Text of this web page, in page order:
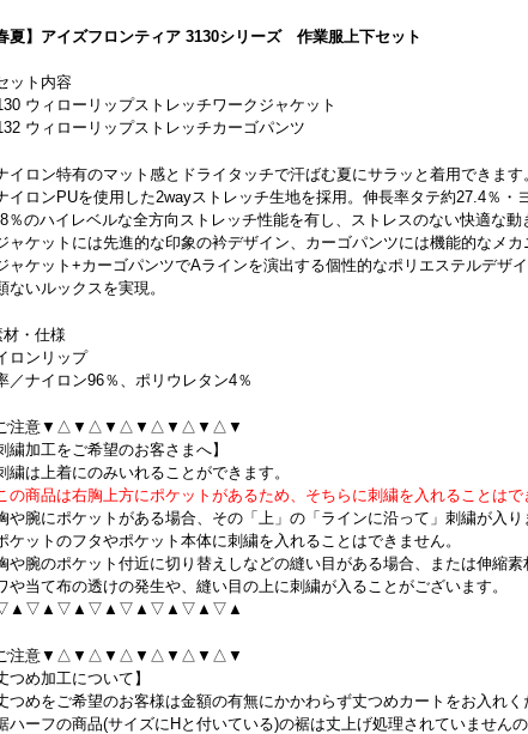
夏】アイズフロンティア 3130シリーズ 作業服上下セット
ット内容
ウィローリップストレッチワークジャケット
ウィローリップストレッチカーゴパンツ
ロン特有のマット感とドライタッチで汗ばむ夏にサラッと着用できます
ロンPUを使用した2wayストレッチ生地を採用。伸長率タテ約27.4％・
％のハイレベルな全方向ストレッチ性能を有し、ストレスのない快適な動
ケットには先進的な印象の衿デザイン、カーゴパンツには機能的なメカ
ケット+カーゴパンツでAラインを演出する個性的なポリエステルデザ
ないルックスを実現。
・仕様
ロンリップ
／ナイロン96％、ポリウレタン4％
注意▼△▼△▼△▼△▼△▼△▼
繍加工をご希望のお客さまへ】
繍は上着にのみいれることができます。
の商品は右胸上方にポケットがあるため、そちらに刺繍を入れることはで
や腕にポケットがある場合、その「上」の「ラインに沿って」刺繍が入り
ケットのフタやポケット本体に刺繍を入れることはできません。
や腕のポケット付近に切り替えしなどの縫い目がある場合、または伸縮素
や当て布の透けの発生や、縫い目の上に刺繍が入ることがございます。
注意▼△▼△▼△▼△▼△▼△▼
つめ加工について】
つめをご希望のお客様は金額の有無にかかわらず丈つめカートをお入れく
ハーフの商品(サイズにHと付いている)の裾は丈上げ処理されていません